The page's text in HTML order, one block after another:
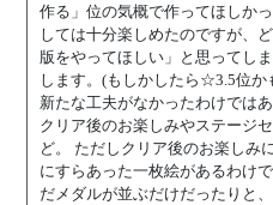
作る」位の気概で作ってほしか
しては十分楽しめたのですが、
版をやってほしい」と思ってし
します。(もしかしたら☆3.5位か
新たな工夫がなかったわけでは
クリア後のお楽しみやステージ
ど。 ただしクリア後のお楽しみ
にすらあった一枚絵があるわけ
だメダルが並ぶだけだったりと